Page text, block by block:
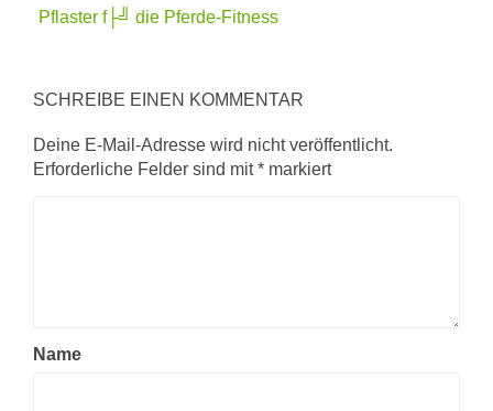
Pflaster f├╝ die Pferde-Fitness
SCHREIBE EINEN KOMMENTAR
Deine E-Mail-Adresse wird nicht veröffentlicht.
Erforderliche Felder sind mit* markiert
Name